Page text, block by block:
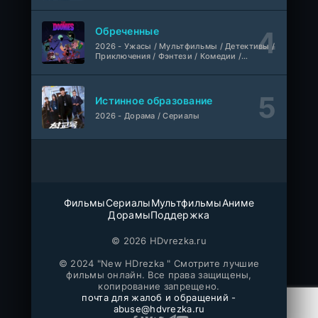
Фильм
@MUZOBOZ@
Владыка тысячи миров
1-411
серия
Везунчик
Фильм
Отверженная святая и её гастрономическое путешествие в другом мире
Монстрик Карамелька
1 сезон
1-6 серия
Игра лжецов
Обреченные
2026 - Ужасы / Мультфильмы / Детективы /
Приключения / Фэнтези / Комедии /
Истинное образование
2026 - Дорама / Сериалы
ФильмыСериалыМультфильмыАниме
ДорамыПоддержка
© 2026 HDvrezka.ru
© 2024 "New HDrezka " Смотрите лучшие
фильмы онлайн. Все права защищены,
копирование запрещено.
почта для жалоб и обращений -
abuse@hdvrezka.ru